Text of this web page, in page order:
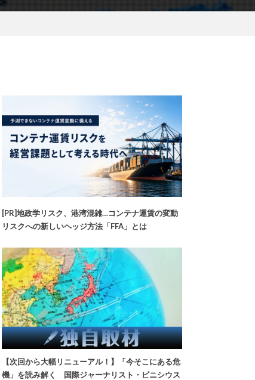
[PR]地政学リスク、港湾混雑…コンテナ運賃の変動
リスクへの新しいヘッジ方法「FFA」とは
【次回から大幅リニューアル！】「今そこにある危
機」を読み解く 国際ジャーナリスト・ビニシウス